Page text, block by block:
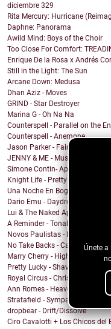
Únete
diciembre 329
Rita Mercury: Hurricane
Daphne: Panorama
Awild Mind: Boys of the Choir
Too Close For Comfort:
Enrique De la Rosa x Andrés
Still in the Light: The Sun
Arcane Down: Medusa
Dhan Aziz - Moves
GRIND - Star Destroyer
Marina G - Oh Na Na
Counterspell - Parallel on the
Counterspell - Anemone
Jason Parker - Fairy Bread
JENNY & ME - Music
Simone Contin- Apnea
Knight Life - Pretty Mother Fucker
Una Noche En Bogota -
Dario Emu - Daydream
Lui & The Naked Aphids -
A Reminder - Tonal Wakeup
Novos Paulistas - Num Piscar
No Take Backs - Caught Up
Marry Cherry - High All Night
Pretty Lucky - Shave Or Sheep
Royal Circus - Christmas in blue
Ann Romes - Heaven
Stratafield - Sympathetic
dropbear - Drift/Dissolve
Ciro Cavalotti + Los Chicos del